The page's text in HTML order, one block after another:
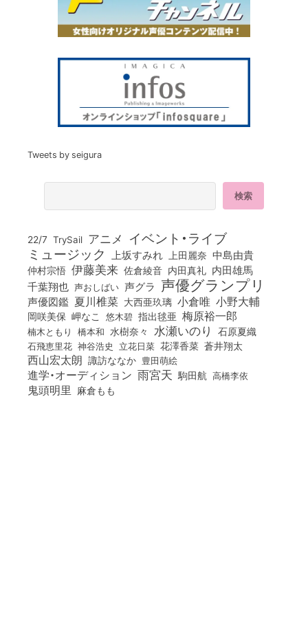
Tweets by seigura
22/7 TrySail アニメ イベント・ライブ
ミュージック 上坂すみれ 上田麗奈 中島由貴
仲村宗悟 伊藤美来 佐倉綾音 内田真礼 内田雄馬
千葉翔也 声おしばい 声グラ 声優グランプリ
声優図鑑 夏川椎菜 大西亜玖璃 小倉唯 小野大輔
岡咲美保 岬なこ 悠木碧 指出毬亜 梅原裕一郎
楠木ともり 橋本和 水樹奈々 水瀬いのり 石原夏織
石飛恵里花 神谷浩史 立花日菜 花澤香菜 蒼井翔太
西山宏太朗 諏訪ななか 豊田萌絵
進学・オーディション 雨宮天 駒田航 高橋李依
鬼頭明里 麻倉もも